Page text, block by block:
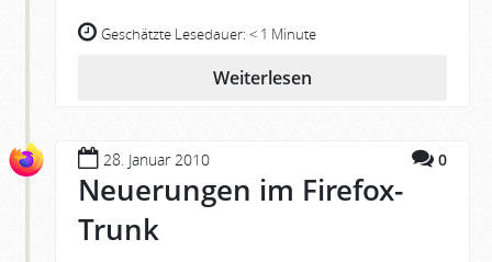
Geschätzte Lesedauer: < 1 Minute
Weiterlesen
28. Januar 2010 0
Neuerungen im Firefox-
Trunk